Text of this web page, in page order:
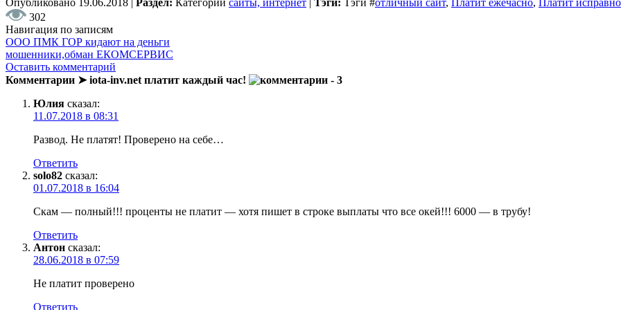
302
Навигация по записям
ООО ПМК ГОР кидают на деньги
мошенники,обман ЕКОМСЕРВИС
Оставить комментарий
Комментарии ➤ iota-inv.net платит каждый час!
- 3
Юлия сказал:
11.07.2018 в 08:31
Развод. Не платят! Проверено на себе…
Ответить
solo82 сказал:
01.07.2018 в 16:04
Скам — полный!!! проценты не платит — хотя пишет в строке выплаты что все окей!!! 6000 — в трубу!
Ответить
Антон сказал:
28.06.2018 в 07:59
Не платит проверено
Ответить